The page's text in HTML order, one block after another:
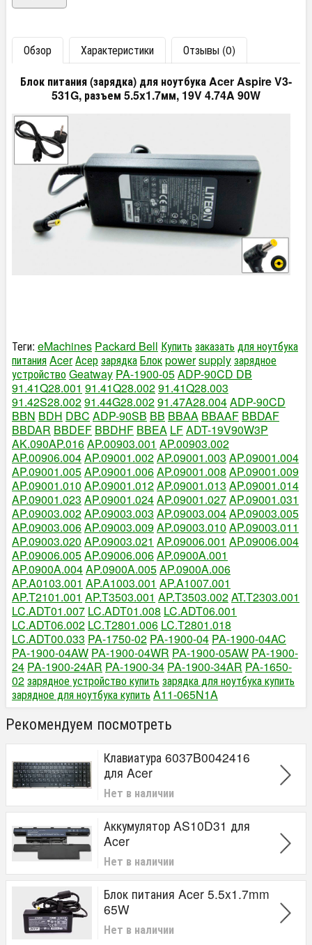
Обзор Характеристики
Отзывы (0)
Блок питания (зарядка) для ноутбука Acer Aspire V3-
531G, разъем 5.5x1.7мм, 19V 4.74A 90W
Теги: eMachines Packard Bell Купить заказать для ноутбука
питанияAcerАсерзарядкаБлокpowersupplyзарядное
устройствоGeatway PA-1900-05ADP-90CD DB
91.41Q28.001 91.41Q28.00291.41Q28.003
91.42S28.00291.44G28.00291.47A28.004ADP-90CD
BBN BDH DBC ADP-90SB BB BBAA BBAAF BBDAF
BBDAR BBDEF BBDHF BBEA LFADT-19V90W3P
AK.090AP.016AP.00903.001 AP.00903.002
AP.00906.004AP.09001.002AP.09001.003 AP.09001.004
AP.09001.005AP.09001.006AP.09001.008 AP.09001.009
AP.09001.010 AP.09001.012AP.09001.013 AP.09001.014
AP.09001.023 AP.09001.024AP.09001.027AP.09001.031
AP.09003.002AP.09003.003 AP.09003.004AP.09003.005
AP.09003.006AP.09003.009AP.09003.010 AP.09003.011
AP.09003.020 AP.09003.021 AP.09006.001 AP.09006.004
AP.09006.005AP.09006.006AP.0900A.001
AP.0900A.004AP.0900A.005AP.0900A.006
AP.A0103.001 AP.A1003.001 AP.A1007.001
AP.T2101.001 AP.T3503.001 AP.T3503.002AT.T2303.001
LC.ADT01.007 LC.ADT01.008 LC.ADT06.001
LC.ADT06.002 LC.T2801.006 LC.T2801.018
LC.ADT00.033 PA-1750-02 PA-1900-04 PA-1900-04AC
PA-1900-04AW PA-1900-04WR PA-1900-05AW PA-1900-
24 PA-1900-24AR PA-1900-34 PA-1900-34AR PA-1650-
02зарядное устройство купить зарядка для ноутбука купить
зарядное для ноутбука купить A11-065N1A
Рекомендуем посмотреть
Клавиатура 6037B0042416
для Acer
Нет в наличии
Аккумулятор AS10D31 для
Acer
Нет в наличии
Блок питания Acer 5.5x1.7mm
65W
Нет в наличии